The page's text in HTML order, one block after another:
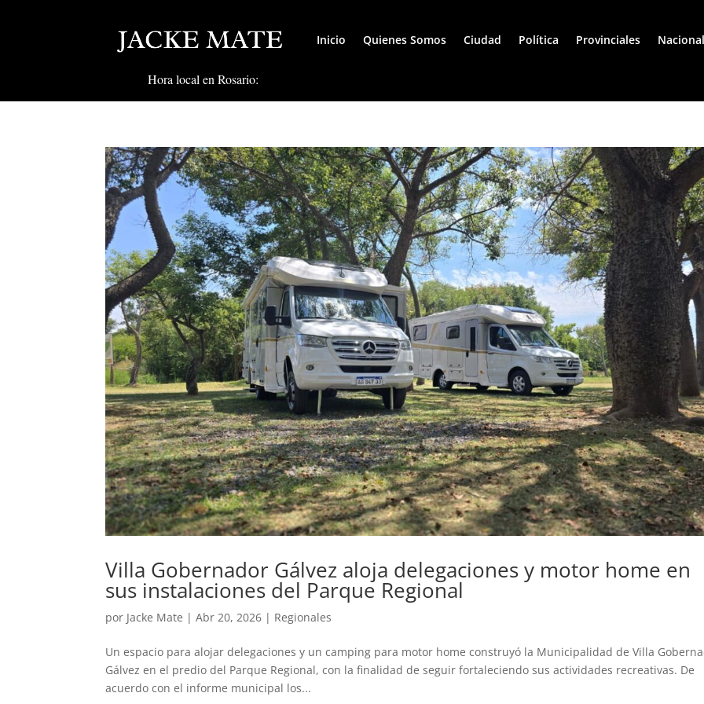
Inicio Quienes Somos Ciudad Política Provinciales
Hora local en Rosario:
Villa Gobernador Gálvez aloja delegaciones y motor home en
sus instalaciones del Parque Regional
por Jacke Mate |Abr 20, 2026 | Regionales
Un espacio para alojar delegaciones y un camping para motor home construyó la Municipalidad de Villa
Gálvez en el predio del Parque Regional, con la finalidad de seguir fortaleciendo sus actividades recreativas. De
acuerdo con el informe municipal los...